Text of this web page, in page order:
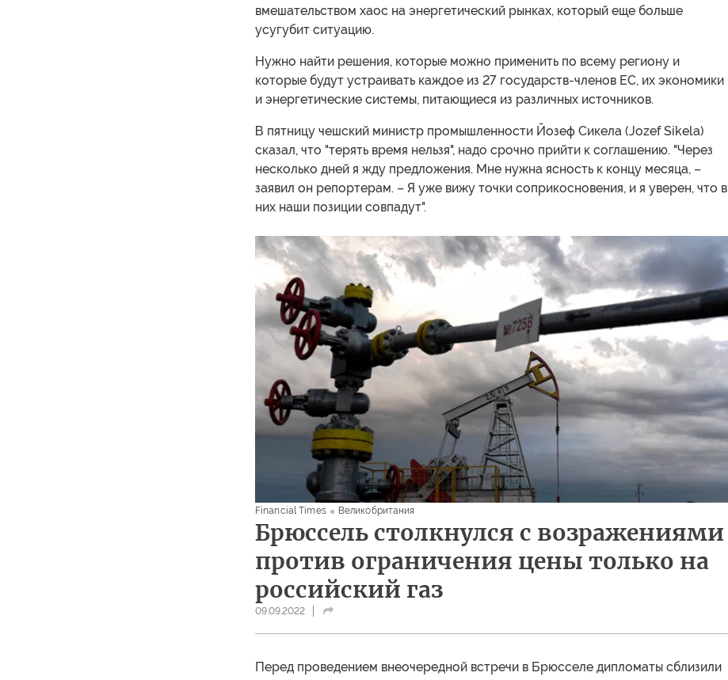
вмешательством хаос на энергетический рынках, который еще больше
усугубит ситуацию.
Нужно найти решения, которые можно применить по всему региону и
которые будут устраивать каждое из 27 государств-членов ЕС, их экономики
и энергетические системы, питающиеся из различных источников.
В пятницу чешский министр промышленности Йозеф Сикела (Jozef Sikela)
сказал, что "терять время нельзя", надо срочно прийти к соглашению. "Через
несколько дней я жду предложения. Мне нужна ясность к концу месяца, –
заявил он репортерам. – Я уже вижу точки соприкосновения, и я уверен, что в
них наши позиции совпадут".
Financial Times Великобритания
Брюссель столкнулся с возражениями
против ограничения цены только на
российский газ
09.09.2022
Перед проведением внеочередной встречи в Брюсселе дипломаты сблизили